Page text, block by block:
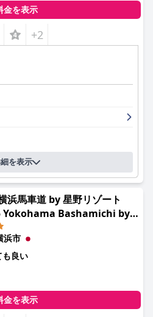
金を表示
+2
を表示
浜馬車道 by 星野リゾート
Yokohama Bashamichi by
Resorts)
浜市
も良い
金を表示